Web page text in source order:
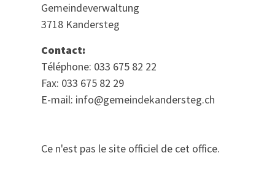
Gemeindeverwaltung
3718 Kandersteg
Contact:
Téléphone: 033 675 82 22
Fax: 033 675 82 29
E-mail: info@gemeindekandersteg.ch
Ce n'est pas le site officiel de cet office.